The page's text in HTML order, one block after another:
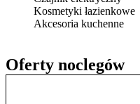
Oferty noclegów
Kosmetyki łazienkowe
Akcesoria kuchenne